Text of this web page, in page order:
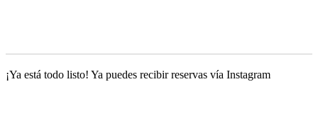
¡Ya está todo listo! Ya puedes recibir reservas vía Instagram